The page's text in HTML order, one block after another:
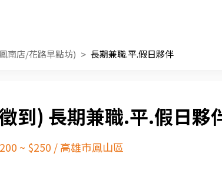
南店/花路早點坊) 長期兼職.平.假日夥伴
長期兼職.平.假日夥
~ $250 /高雄市鳳山區